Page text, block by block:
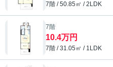
7階 / 50.85㎡ / 2LDK
7階
10.4万円
7階 / 31.05㎡ / 1LDK